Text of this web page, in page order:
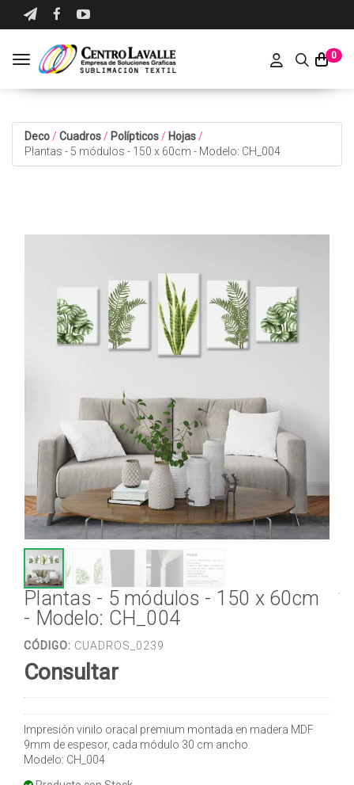
0
Toggle navigation
Deco / Cuadros / Polípticos / Hojas /
Plantas - 5 módulos - 150 x 60cm - Modelo: CH_004
Plantas - 5 módulos - 150 x 60cm
- Modelo: CH_004
CÓDIGO: CUADROS_0239
Consultar
Impresión vinilo oracal premium montada en madera MDF
9mm de espesor, cada módulo 30 cm ancho.
Modelo: CH_004